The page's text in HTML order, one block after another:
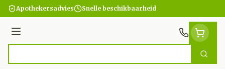
Ga naar de inhoud
Apothekersadvies Snelle beschikbaarheid
Menu
Zoek